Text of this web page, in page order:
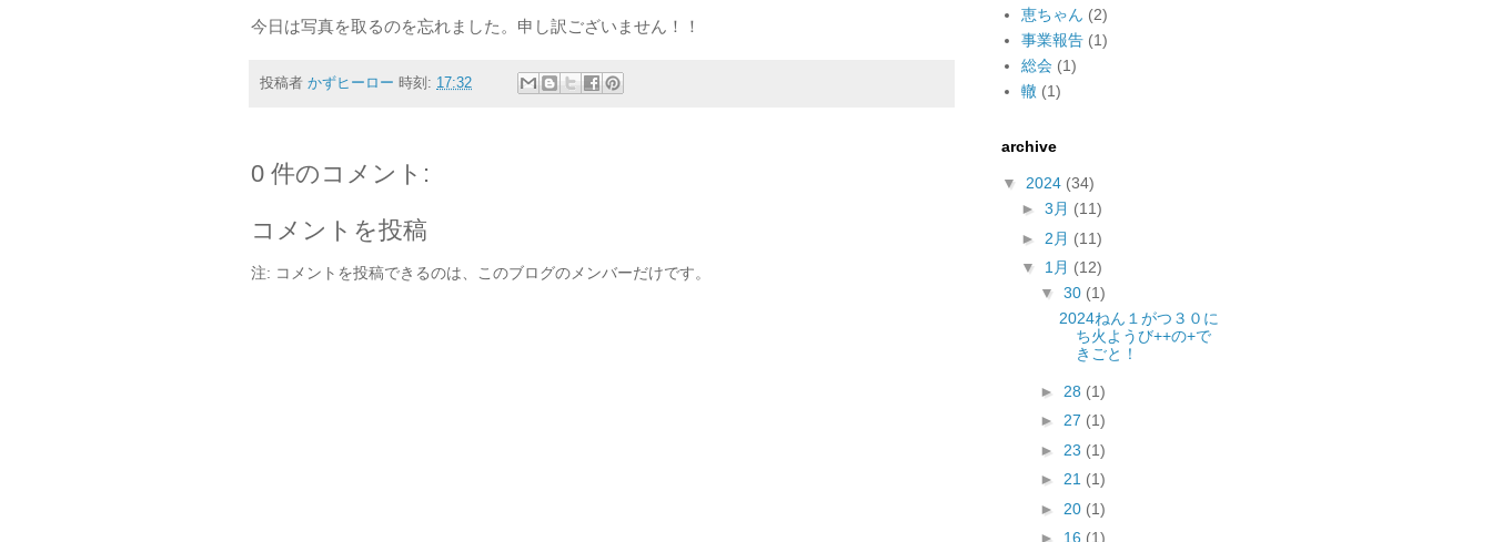
今日は写真を取るのを忘れました。申し訳ございません！！
投稿者 かずヒーロー 時刻: 17:32
0 件のコメント:
コメントを投稿
注: コメントを投稿できるのは、このブログのメンバーだけです。
恵ちゃん (2)
事業報告 (1)
総会 (1)
轍 (1)
archive
▼ 2024 (34)
► 3月 (11)
► 2月 (11)
▼ 1月 (12)
▼ 30 (1)
2024ねん１がつ３０に
ち火ようび++の+で
きごと！
► 28 (1)
► 27 (1)
► 23 (1)
► 21 (1)
► 20 (1)
► 16 (1)